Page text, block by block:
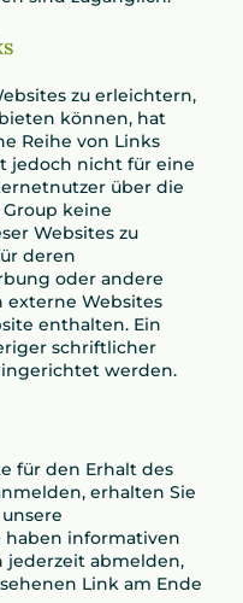
zu erleichtern,
können, hat
Reihe von Links
jedoch nicht für eine
über die
keine
Websites zu
deren
oder andere
externe Websites
enthalten. Ein
schriftlicher
werden.
für den Erhalt des
erhalten Sie
haben informativen
jederzeit abmelden,
Link am Ende